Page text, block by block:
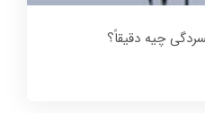
چیه دقیقاً؟